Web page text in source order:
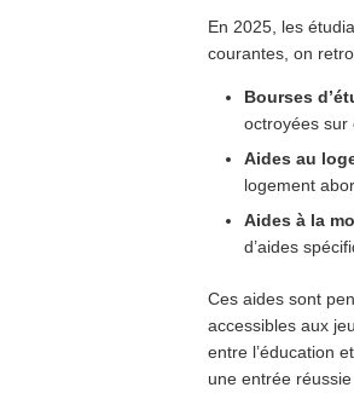
En 2025, les
courantes, on
Bourses
octroyées sur
Aides au
logement
Aides à la
d’aides
Ces aides sont
accessibles aux
entre l’éducation
une entrée réussie